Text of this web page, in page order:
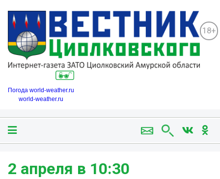
18+
Погода world-weather.ru
world-weather.ru
2 апреля в 10:30